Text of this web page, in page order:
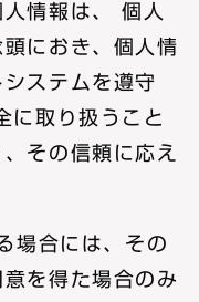
情報は、 個人
におき、個人情
ステムを遵守
に取り扱うこと
その信頼に応え
場合には、その
を得た場合のみ